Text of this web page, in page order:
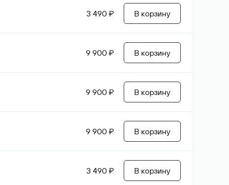
3 490 ₽ В корзину
9 900 ₽ В корзину
9 900 ₽ В корзину
9 900 ₽ В корзину
3 490 ₽ В корзину